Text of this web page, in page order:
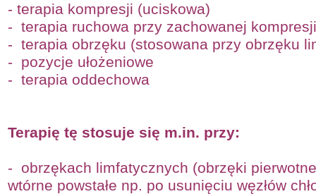
- terapia kompresji (uciskowa)
- terapia ruchowa przy zachowanej kompresji
- terapia obrzęku (stosowana przy obrzęku
- pozycje ułożeniowe
- terapia oddechowa
Terapię tę stosuje się m.in. przy:
- obrzękach limfatycznych (obrzęki
wtórne powstałe np. po usunięciu węzłów